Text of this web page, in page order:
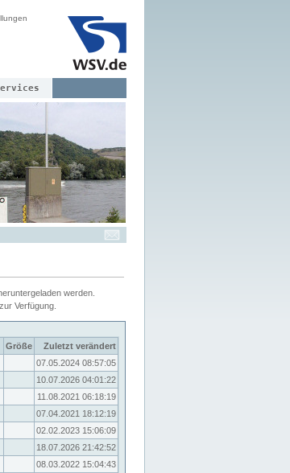
werden.
zur Verfügung.
Größe
Zuletzt verändert
07.05.2024 08:57:05
10.07.2026 04:01:22
11.08.2021 06:18:19
07.04.2021 18:12:19
02.02.2023 15:06:09
18.07.2026 21:42:52
08.03.2022 15:04:43